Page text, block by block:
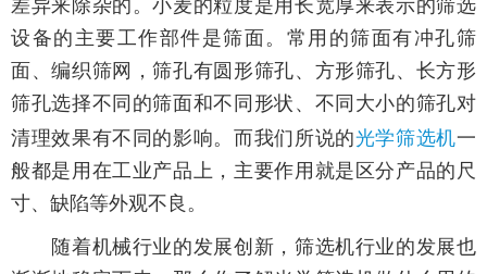
设备的主要工作部件是筛面。常用的筛面有冲孔筛
面、编织筛网，筛孔有圆形筛孔、方形筛孔、长方形
筛孔选择不同的筛面和不同形状、不同大小的筛孔对
清理效果有不同的影响。而我们所说的光学筛选机一
般都是用在工业产品上，主要作用就是区分产品的尺
寸、缺陷等外观不良。
随着机械行业的发展创新，筛选机行业的发展也